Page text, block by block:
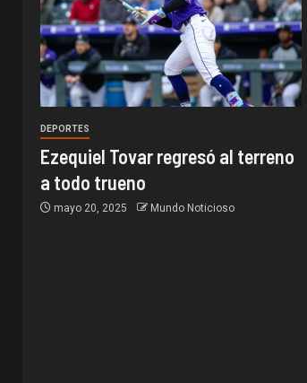
DEPORTES
Ezequiel Tovar regresó al terreno
a todo trueno
mayo 20, 2025 Mundo Noticioso